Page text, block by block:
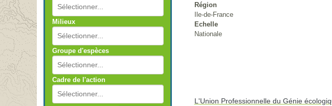
Milieux
Groupe d'espèces
Cadre de l'action
Région
Ile-de-France
Echelle
Nationale
L'Union Professionnelle du Génie